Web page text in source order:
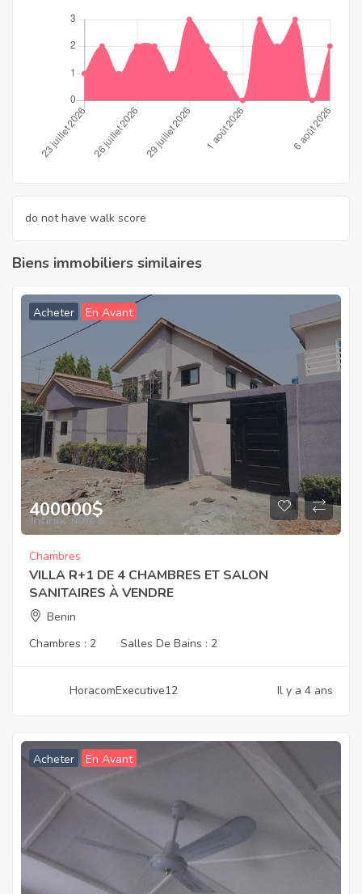
do not have walk score
Biens immobiliers similaires
Acheter En Avant
400000$
Chambres
VILLA R+1 DE 4 CHAMBRES ET SALON
SANITAIRES À VENDRE
Benin
Chambres : 2 Salles De Bains : 2
HoracomExecutive12 Il y a 4 ans
Acheter En Avant